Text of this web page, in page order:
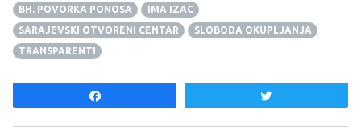
BH. POVORKA PONOSA
IMA IZAC
SARAJEVSKI OTVORENI CENTAR
SLOBODA OKUPLJANJA
TRANSPARENTI